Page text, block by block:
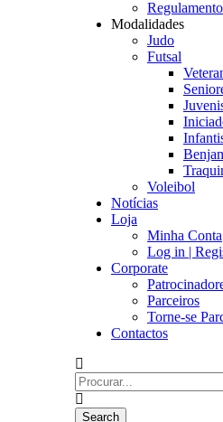
Modalidades
Judo
Futsal
Voleibol
Notícias
Loja
Minha Conta
Log in |
Corporate
Parceiros
Torne-se
Contactos